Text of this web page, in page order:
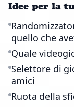
Idee per la
quello che
Quale
Selettore di
amici
Ruota della